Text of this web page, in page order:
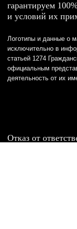
гарантируем
и условий их
Логотипы и данные о
исключительно в
статьей 1274
официальным
деятельность от их
Отказ от